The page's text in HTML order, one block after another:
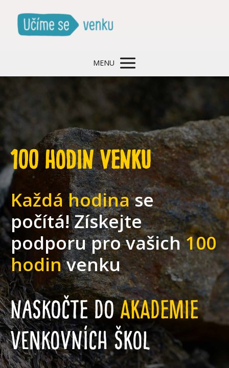
MENU
100 hodin venku
Každá hodinase
počítá! Získejte
podporu pro vašich100
hodinvenku
naskočte doAkademie
venkovních škol